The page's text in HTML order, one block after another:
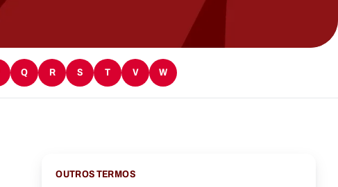
Q R S T V W
OUTROS TERMOS